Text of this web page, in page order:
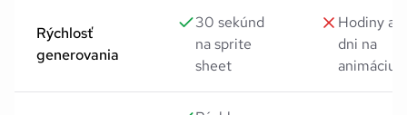
Rýchlosť
generovania
30 sekúnd
na sprite
sheet
Hodiny až
dni na
animáciu